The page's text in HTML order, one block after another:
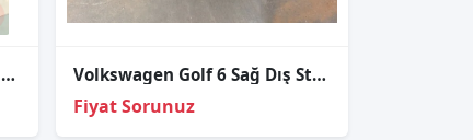
Transporter caravella t5 t6 sol stop çıkma orjinal Volkswagen Golf 6 Sağ Dış Stop
Fiyat Sorunuz